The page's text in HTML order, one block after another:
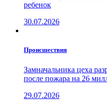
ребенок
30.07.2026
Проиcшествия
Замначальника цеха
после пожара на 26
29.07.2026